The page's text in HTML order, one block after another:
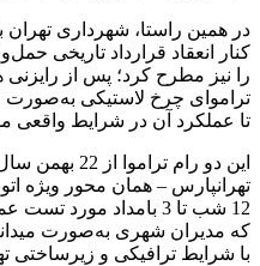
در همین راستا، شهرداری
کنار انعقاد قرارداد تاریخی
را نیز مطرح کرد؛ پس از
تراموای چرخ لاستیکی به‌صورت
تا عملکرد آن در شرایط واقعی
این دو رام
12 شب تا 3 بامداد مورد
که مدیران شهری به‌صورت
با شرایط ترافیکی و زیرساختی